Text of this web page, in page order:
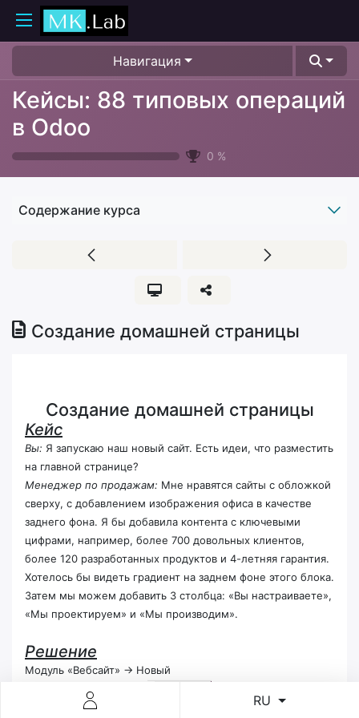
RU
Навигация
Кейсы: 88 типовых операций
в Odoo
0 %
Содержание курса
Создание домашней страницы
Создание домашней страницы
Кейс
Вы: Я запускаю наш новый сайт. Есть идеи, что разместить
на главной странице?
Менеджер по продажам: Мне нравятся сайты с обложкой
сверху, с добавлением изображения офиса в качестве
заднего фона. Я бы добавила контента с ключевыми
цифрами, например, более 700 довольных клиентов,
более 120 разработанных продуктов и 4-летняя гарантия.
Хотелось бы видеть градиент на заднем фоне этого блока.
Затем мы можем добавить 3 столбца: «Вы настраиваете»,
«Мы проектируем» и «Мы производим».
Решение
Модуль «Вебсайт» -> Новый